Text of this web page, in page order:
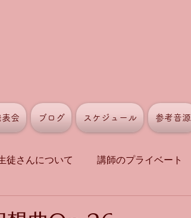
徒さんについて 講師のプライベート
表会 ブログ スケジュール 参考音源